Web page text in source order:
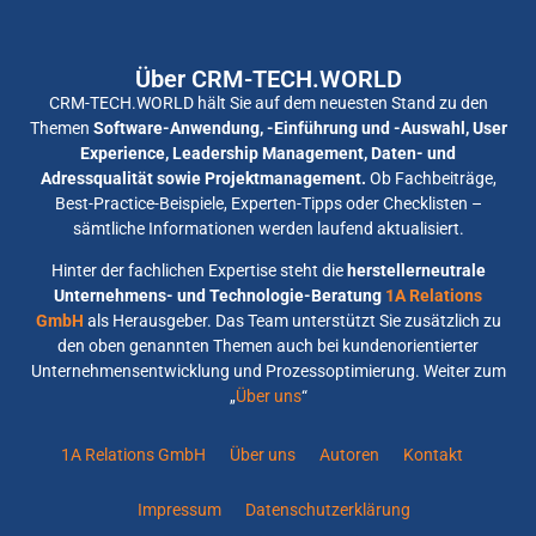
Über CRM-TECH.WORLD
CRM-TECH.WORLD hält Sie auf dem neuesten Stand zu den
Themen Software-Anwendung, -Einführung und -Auswahl, User
Experience, Leadership Management, Daten- und
Adressqualität sowie Projektmanagement. Ob Fachbeiträge,
Best-Practice-Beispiele, Experten-Tipps oder Checklisten –
sämtliche Informationen werden laufend aktualisiert.
Hinter der fachlichen Expertise steht die herstellerneutrale
Unternehmens- und Technologie-Beratung 1A Relations
GmbH als Herausgeber. Das Team unterstützt Sie zusätzlich zu
den oben genannten Themen auch bei kundenorientierter
Unternehmensentwicklung und Prozessoptimierung. Weiter zum
„Über uns“
1A Relations GmbH Über uns Autoren Kontakt
Impressum Datenschutzerklärung